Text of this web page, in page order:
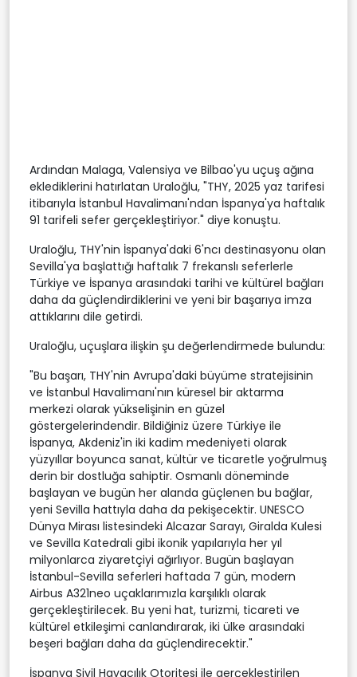
Ardından Malaga, Valensiya ve Bilbao'yu uçuş ağına
eklediklerini hatırlatan Uraloğlu, "THY, 2025 yaz tarifesi
itibarıyla İstanbul Havalimanı'ndan İspanya'ya haftalık
91 tarifeli sefer gerçekleştiriyor." diye konuştu.
Uraloğlu, THY'nin İspanya'daki 6'ncı destinasyonu olan
Sevilla'ya başlattığı haftalık 7 frekanslı seferlerle
Türkiye ve İspanya arasındaki tarihi ve kültürel bağları
daha da güçlendirdiklerini ve yeni bir başarıya imza
attıklarını dile getirdi.
Uraloğlu, uçuşlara ilişkin şu değerlendirmede bulundu:
"Bu başarı, THY'nin Avrupa'daki büyüme stratejisinin
ve İstanbul Havalimanı'nın küresel bir aktarma
merkezi olarak yükselişinin en güzel
göstergelerindendir. Bildiğiniz üzere Türkiye ile
İspanya, Akdeniz'in iki kadim medeniyeti olarak
yüzyıllar boyunca sanat, kültür ve ticaretle yoğrulmuş
derin bir dostluğa sahiptir. Osmanlı döneminde
başlayan ve bugün her alanda güçlenen bu bağlar,
yeni Sevilla hattıyla daha da pekişecektir. UNESCO
Dünya Mirası listesindeki Alcazar Sarayı, Giralda Kulesi
ve Sevilla Katedrali gibi ikonik yapılarıyla her yıl
milyonlarca ziyaretçiyi ağırlıyor. Bugün başlayan
İstanbul-Sevilla seferleri haftada 7 gün, modern
Airbus A321neo uçaklarımızla karşılıklı olarak
gerçekleştirilecek. Bu yeni hat, turizmi, ticareti ve
kültürel etkileşimi canlandırarak, iki ülke arasındaki
beşeri bağları daha da güçlendirecektir."
İspanya Sivil Havacılık Otoritesi ile gerçekleştirilen